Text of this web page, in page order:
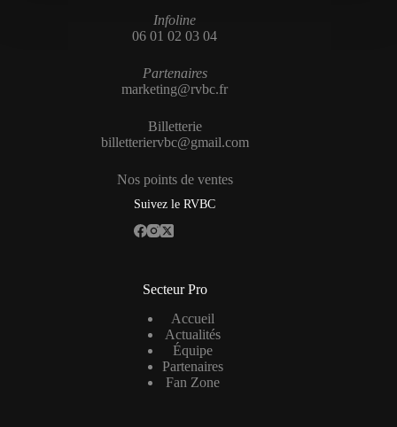
Infoline
06 01 02 03 04
Partenaires
marketing@rvbc.fr
Billetterie
billetteriervbc@gmail.com
Nos points de ventes
Suivez le RVBC
Secteur Pro
Accueil
Actualités
Équipe
Partenaires
Fan Zone